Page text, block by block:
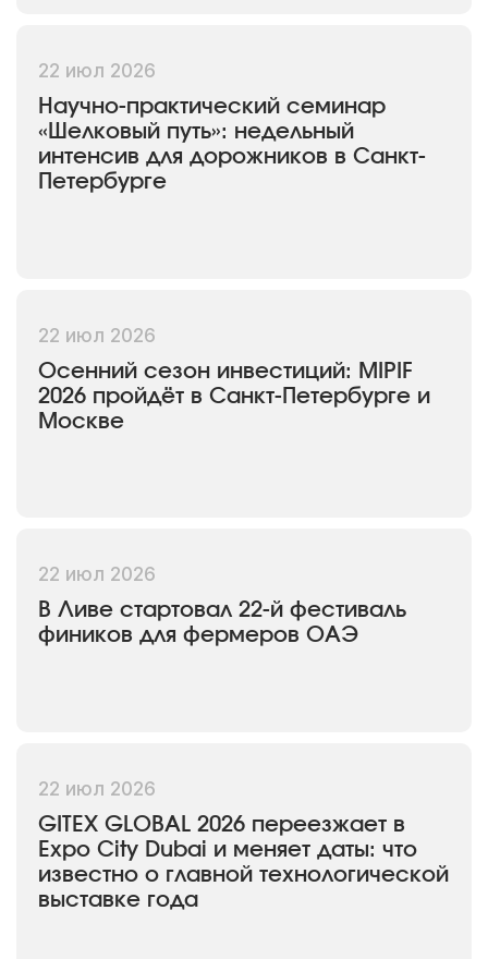
22 июл 2026
Научно-практический семинар
«Шелковый путь»: недельный
интенсив для дорожников в Санкт-
Петербурге
22 июл 2026
Осенний сезон инвестиций: MIPIF
2026 пройдёт в Санкт-Петербурге и
Москве
22 июл 2026
В Ливе стартовал 22-й фестиваль
фиников для фермеров ОАЭ
22 июл 2026
GITEX GLOBAL 2026 переезжает в
Expo City Dubai и меняет даты: что
известно о главной технологической
выставке года